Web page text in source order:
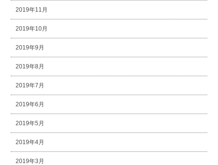
2019年11月
2019年10月
2019年9月
2019年8月
2019年7月
2019年6月
2019年5月
2019年4月
2019年3月